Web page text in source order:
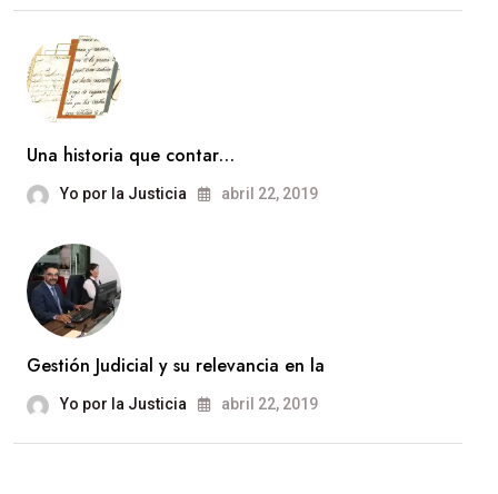
Una historia que contar…
Yo por la Justicia abril 22, 2019
Gestión Judicial y su relevancia en la
Yo por la Justicia abril 22, 2019